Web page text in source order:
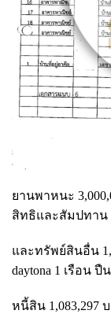
ยานพาหนะ
สิทธิและสัมปทาน
และทรัพย์สินอื่น
daytona 1 เรือน
หนี้สิน 1,083,297